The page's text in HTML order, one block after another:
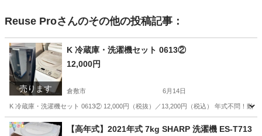
Reuse Proさんのその他の投稿記事：
売ります
K 冷蔵庫・洗濯機セット 0613②
12,000円
倉敷市 6月14日
K 冷蔵庫・洗濯機セット 0613② 12,000円（税抜）／13,200円（税込） 年式不問！動
岡山 倉敷市 生活家電
【高年式】2021年式 7kg SHARP 洗濯機 ES-T713